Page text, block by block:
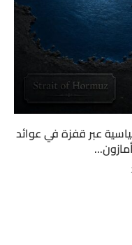
عبر قفزة في عوائد